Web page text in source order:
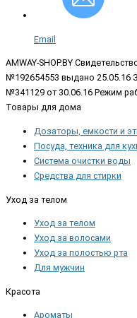
Email
AMWAY-SHOP.BY
№192654553 выдано 25.05.16
№341129 от 30.06.16 Режим
Товары для дома
Дозаторы, емкости и
Посуда, техника для
Система очистки воды
Средства для стирки
Уход за телом
Уход за телом
Уход за волосами
Уход за полостью рта
Для мужчин
Красота
Ароматы